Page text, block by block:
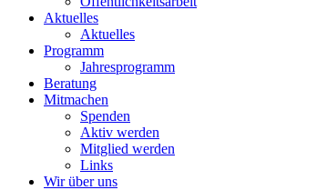
Aktuelles
Aktuelles
Programm
Jahresprogramm
Beratung
Mitmachen
Spenden
Aktiv werden
Mitglied werden
Links
Wir über uns